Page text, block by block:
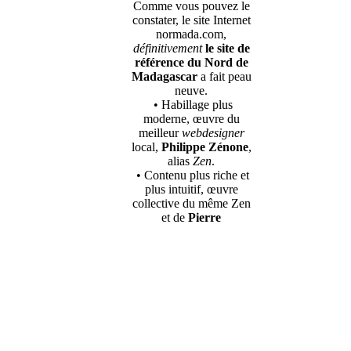
Comme vous pouvez le
constater, le site Internet
normada.com,
définitivement le site de
référence du Nord de
Madagascara fait peau
neuve.
• Habillage plus
moderne, œuvre du
meilleurwebdesigner
local, Philippe Zénone,
alias Zen.
• Contenu plus riche et
plus intuitif, œuvre
collective du même Zen
et de Pierre